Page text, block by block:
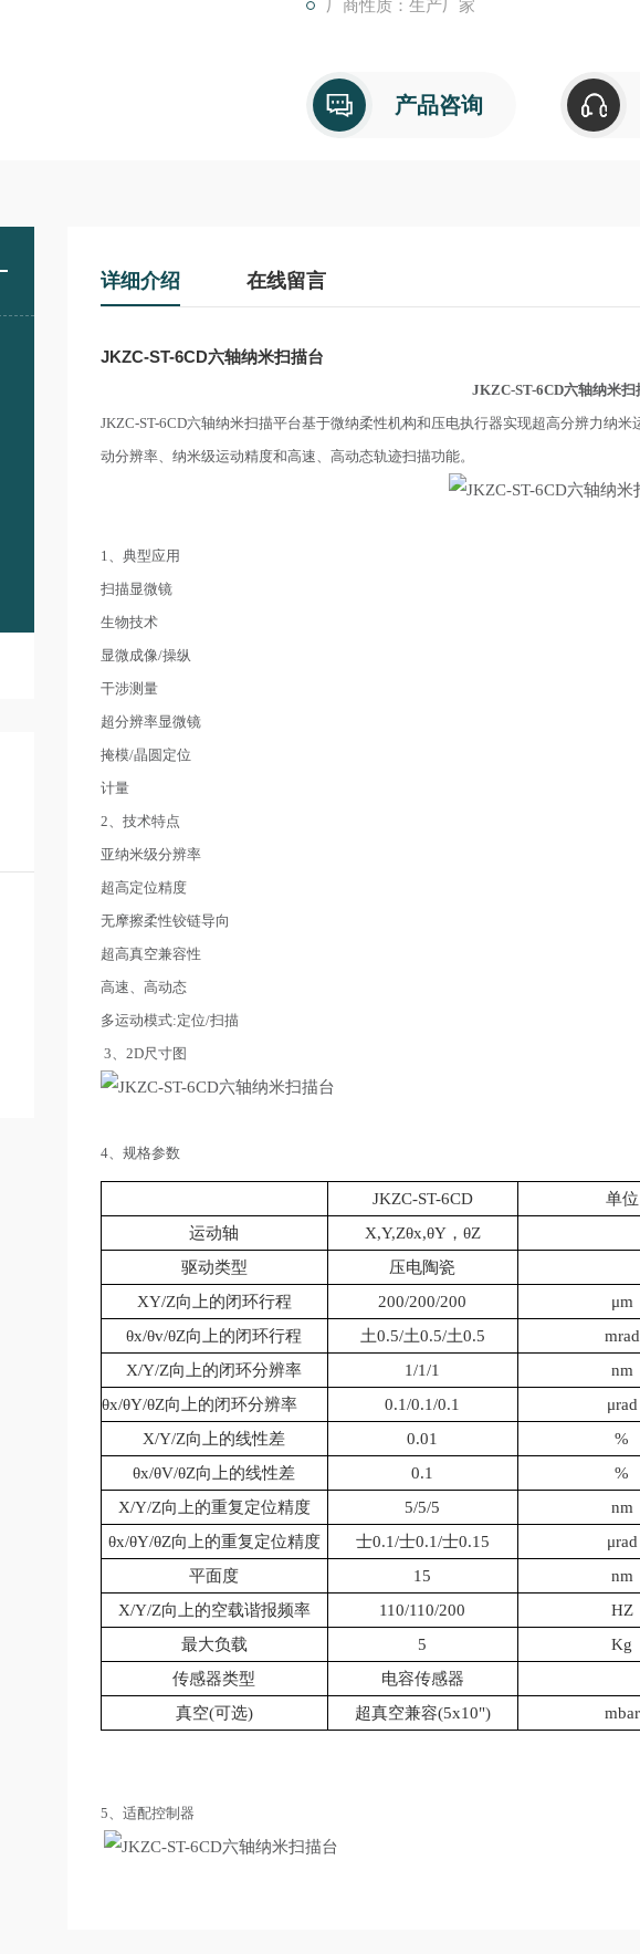
厂商性质：生产厂家
产品咨询
详细介绍 在线留言
JKZC-ST-6CD六轴纳米扫描台
JKZC-ST-6CD六轴纳米扫
JKZC-ST-6CD六轴纳米扫描平台基于微纳柔性机构和压电执行器实现超高分辨力纳
动分辨率、纳米级运动精度和高速、高动态轨迹扫描功能。
1、典型应用
扫描显微镜
生物技术
显微成像/操纵
干涉测量
超分辨率显微镜
掩模/晶圆定位
计量
2、技术特点
亚纳米级分辨率
超高定位精度
无摩擦柔性铰链导向
超高真空兼容性
高速、高动态
多运动模式:定位/扫描
3、2D尺寸图
4、规格参数
JKZC-ST-6CD
单位
运动轴
X,Y,Zθx,θY，θZ
驱动类型
压电陶瓷
XY/Z向上的闭环行程
200/200/200 μm
θx/θv/θZ向上的闭环行程 土0.5/土0.5/土0.5 mrad
X/Y/Z向上的闭环分辨率 1/1/1
nm
θx/θY/θZ向上的闭环分辨率 0.1/0.1/0.1 μrad
X/Y/Z向上的线性差
0.01
%
θx/θV/θZ向上的线性差 0.1
%
X/Y/Z向上的重复定位精度
5/5/5
nm
θx/θY/θZ向上的重复定位精度 士0.1/士0.1/士0.15 μrad
平面度
15
nm
X/Y/Z向上的空载谐报频率
110/110/200
HZ
最大负载
5
Kg
传感器类型
电容传感器
真空(可选)
超真空兼容(5x10") mbar
5、适配控制器